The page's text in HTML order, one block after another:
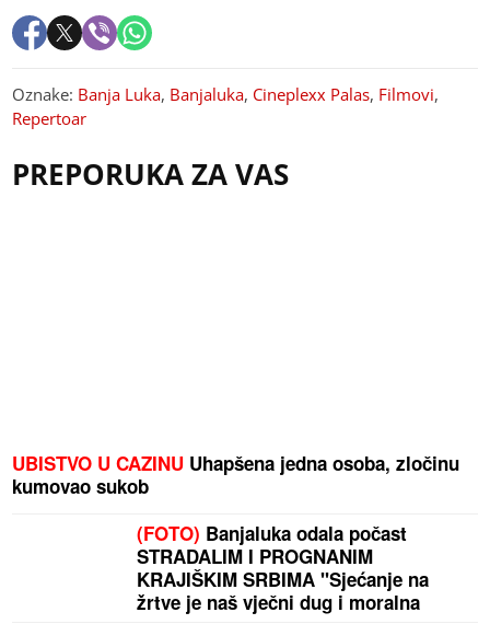
Oznake: Banja Luka, Banjaluka, Cineplexx Palas, Filmovi,
Repertoar
PREPORUKA ZA VAS
UBISTVO U CAZINU Uhapšena jedna osoba, zločinu
kumovao sukob
(FOTO) Banjaluka odala počast
STRADALIM I PROGNANIM
KRAJIŠKIM SRBIMA "Sjećanje na
žrtve je naš vječni dug i moralna